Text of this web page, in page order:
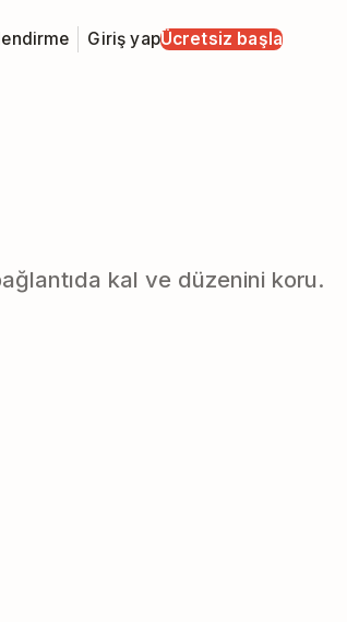
Giriş yapÜcretsiz başla
kal ve düzenini koru.